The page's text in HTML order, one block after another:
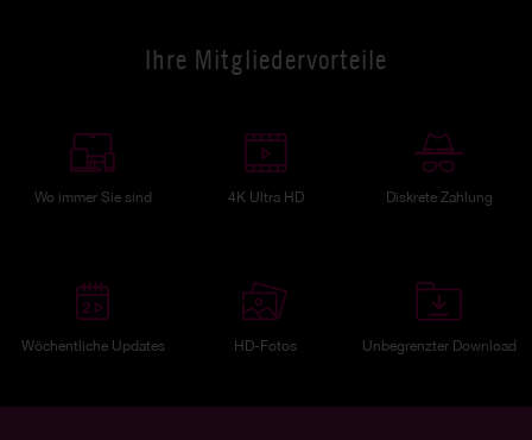
Ihre Mitgliedervorteile
Wo immer Sie sind 4K Ultra HD Diskrete Zahlung
Wöchentliche Updates HD-Fotos Unbegrenzter Download